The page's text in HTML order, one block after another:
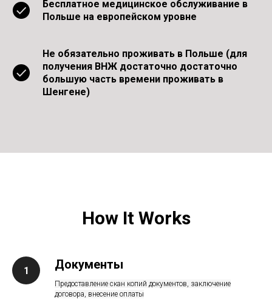
Бесплатное медицинское обслуживание в
Польше на европейском уровне
Не обязательно проживать в Польше (для
получения ВНЖ достаточно достаточно
большую часть времени проживать в
Шенгене)
How It Works
Документы
Предоставление скан копий документов, заключение
договора, внесение оплаты